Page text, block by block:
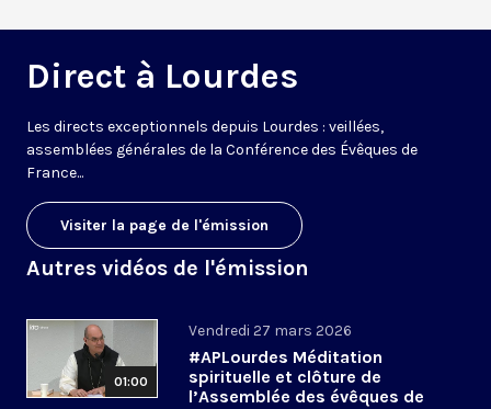
Direct à Lourdes
Les directs exceptionnels depuis Lourdes : veillées,
assemblées générales de la Conférence des Évêques de
France...
Visiter la page de l'émission
Autres vidéos de l'émission
01:00
Vendredi 27 mars 2026
#APLourdes Méditation
spirituelle et clôture de
l’Assemblée des évêques de